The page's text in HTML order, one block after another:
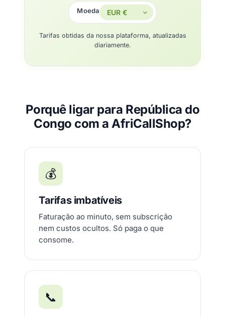
Moeda
Tarifas obtidas da nossa plataforma, atualizadas
diariamente.
Porquê ligar para República do
Congo com a AfriCallShop?
💰
Tarifas imbatíveis
Faturação ao minuto, sem subscrição
nem custos ocultos. Só paga o que
consome.
📞